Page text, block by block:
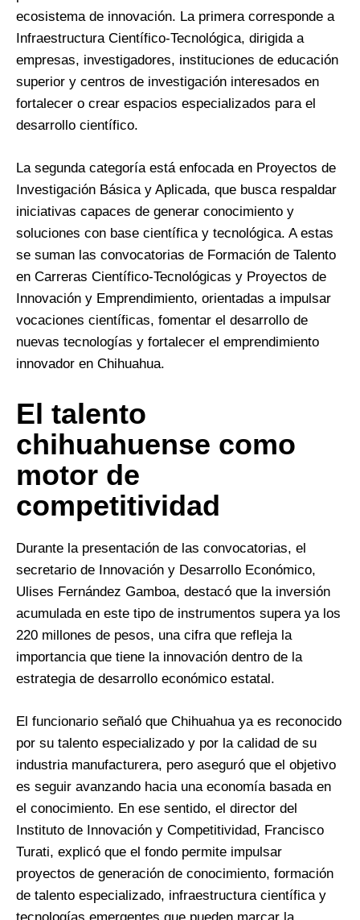
ecosistema de innovación. La primera corresponde a
Infraestructura Científico-Tecnológica, dirigida a
empresas, investigadores, instituciones de educación
superior y centros de investigación interesados en
fortalecer o crear espacios especializados para el
desarrollo científico.
La segunda categoría está enfocada en Proyectos de
Investigación Básica y Aplicada, que busca respaldar
iniciativas capaces de generar conocimiento y
soluciones con base científica y tecnológica. A estas
se suman las convocatorias de Formación de Talento
en Carreras Científico-Tecnológicas y Proyectos de
Innovación y Emprendimiento, orientadas a impulsar
vocaciones científicas, fomentar el desarrollo de
nuevas tecnologías y fortalecer el emprendimiento
innovador en Chihuahua.
El talento
chihuahuense como
motor de
competitividad
Durante la presentación de las convocatorias, el
secretario de Innovación y Desarrollo Económico,
Ulises Fernández Gamboa, destacó que la inversión
acumulada en este tipo de instrumentos supera ya los
220 millones de pesos, una cifra que refleja la
importancia que tiene la innovación dentro de la
estrategia de desarrollo económico estatal.
El funcionario señaló que Chihuahua ya es reconocido
por su talento especializado y por la calidad de su
industria manufacturera, pero aseguró que el objetivo
es seguir avanzando hacia una economía basada en
el conocimiento. En ese sentido, el director del
Instituto de Innovación y Competitividad, Francisco
Turati, explicó que el fondo permite impulsar
proyectos de generación de conocimiento, formación
de talento especializado, infraestructura científica y